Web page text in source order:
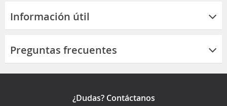
Información útil
Preguntas frecuentes
¿Dudas? Contáctanos